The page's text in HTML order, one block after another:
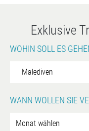
Exklusive
WOHIN SOLL ES
WANN WOLLEN SIE